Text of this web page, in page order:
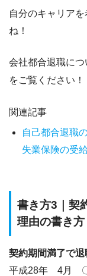
自分のキャリア
ね！
会社都合退職に
をご覧ください！
関連記事
自己都合退職
失業保険の受
書き方3｜契
理由の書き方
契約期間満了で
平成28年 4月